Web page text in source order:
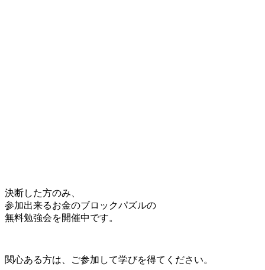
決断した方のみ、
参加出来るお金のブロックパズルの
無料勉強会を開催中です。
関心ある方は、ご参加して学びを得てください。